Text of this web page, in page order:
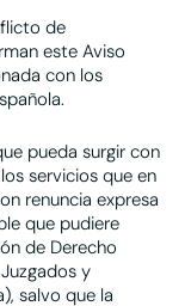
de
este Aviso
con los
pueda surgir con
servicios que en
renuncia expresa
que pudiere
de Derecho
y
salvo que la